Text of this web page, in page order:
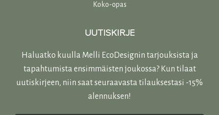
Koko-opas
UUTISKIRJE
Haluatko kuulla Melli EcoDesignin tarjouksista ja
tapahtumista ensimmäisten joukossa? Kun tilaat
uutiskirjeen, niin saat seuraavasta tilauksestasi -15%
alennuksen!